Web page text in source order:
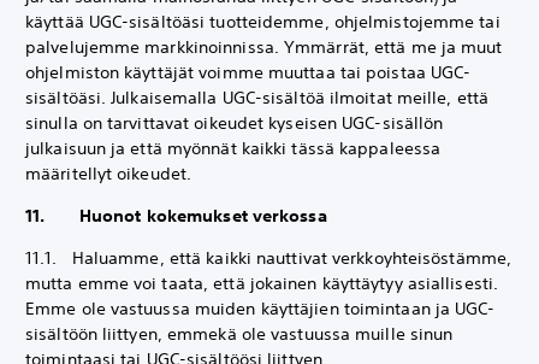
käyttää UGC-sisältöäsi tuotteidemme, ohjelmistojemme tai
palvelujemme markkinoinnissa. Ymmärrät, että me ja muut
ohjelmiston käyttäjät voimme muuttaa tai poistaa UGC-
sisältöäsi. Julkaisemalla UGC-sisältöä ilmoitat meille, että
sinulla on tarvittavat oikeudet kyseisen UGC-sisällön
julkaisuun ja että myönnät kaikki tässä kappaleessa
määritellyt oikeudet.
11. Huonot kokemukset verkossa
11.1. Haluamme, että kaikki nauttivat verkkoyhteisöstämme,
mutta emme voi taata, että jokainen käyttäytyy asiallisesti.
Emme ole vastuussa muiden käyttäjien toimintaan ja UGC-
sisältöön liittyen, emmekä ole vastuussa muille sinun
toimintaasi tai UGC-sisältöösi liittyen.